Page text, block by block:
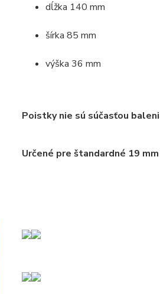
dĺžka 140 mm
šírka 85 mm
výška 36 mm
Poistky nie sú súčasťou
Určené pre štandardné 19